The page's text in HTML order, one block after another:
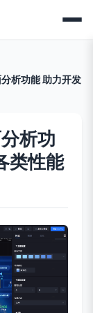
析功能 助力开发
析功
类性能